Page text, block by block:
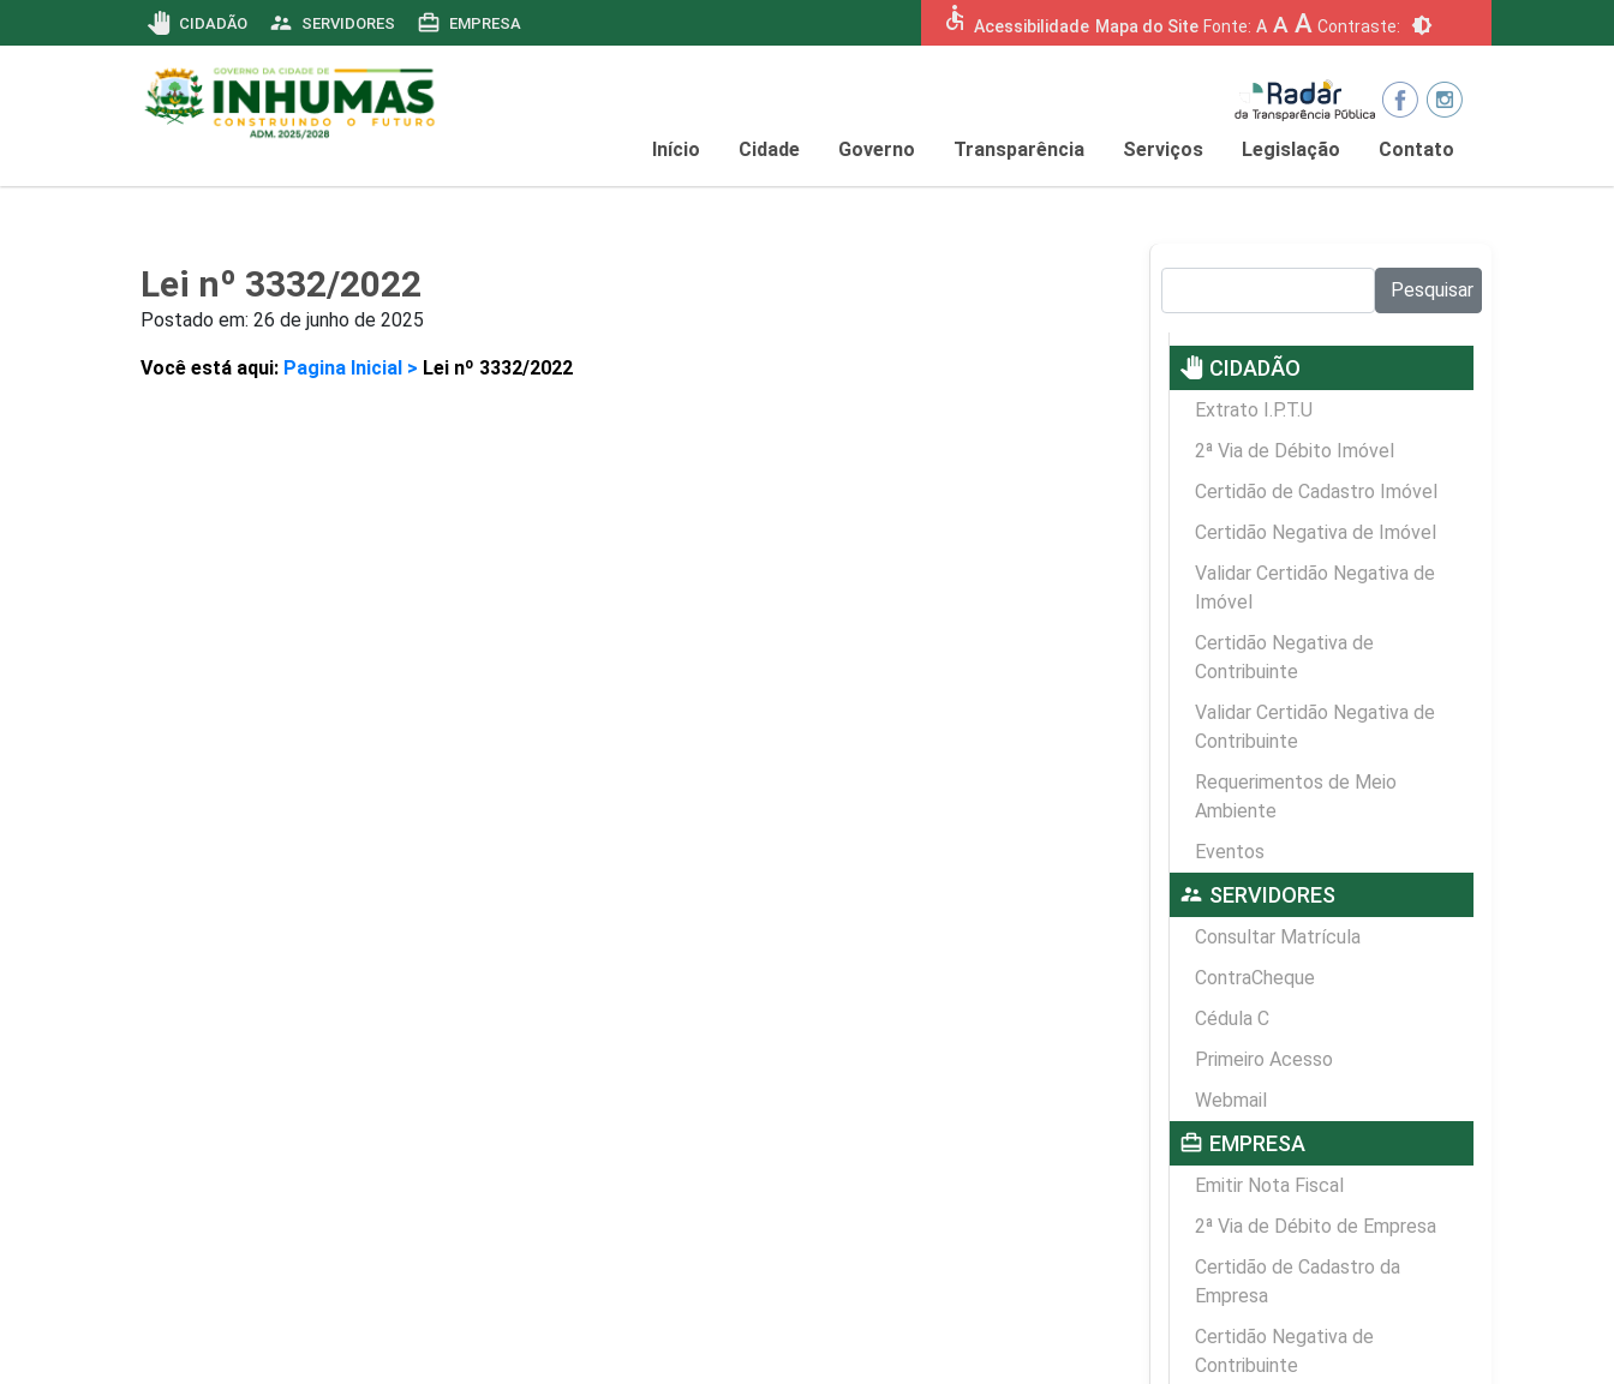
pan_tool CIDADÃO supervisor_account SERVIDORES card_travel EMPRESA accessible Acessibilidade Mapa do Site Fonte: A A A Contraste: brightness_6
Início Cidade Governo Transparência Serviços Legislação Contato
Lei nº 3332/2022
Postado em: 26 de junho de 2025
Você está aqui: Pagina Inicial > Lei nº 3332/2022
Pesquisar
pan_tool CIDADÃO
Extrato I.P.T.U
2ª Via de Débito Imóvel
Certidão de Cadastro Imóvel
Certidão Negativa de Imóvel
Validar Certidão Negativa de
Imóvel
Certidão Negativa de
Contribuinte
Validar Certidão Negativa de
Contribuinte
Requerimentos de Meio
Ambiente
Eventos
supervisor_account SERVIDORES
Consultar Matrícula
ContraCheque
Cédula C
Primeiro Acesso
Webmail
card_travel EMPRESA
Emitir Nota Fiscal
2ª Via de Débito de Empresa
Certidão de Cadastro da
Empresa
Certidão Negativa de
Contribuinte